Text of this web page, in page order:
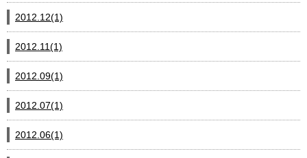
2012.12(1)
2012.11(1)
2012.09(1)
2012.07(1)
2012.06(1)